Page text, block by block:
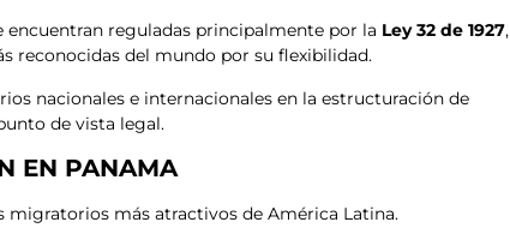
encuentran reguladas principalmente por la Ley 32 de 1927,
reconocidas del mundo por su flexibilidad.
nacionales e internacionales en la estructuración de
de vista legal.
EN PANAMA
migratorios más atractivos de América Latina.